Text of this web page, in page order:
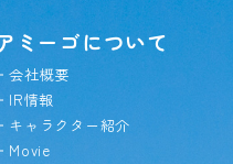
ミーゴについて
会社概要
IR情報
キャラクター紹介
Movie